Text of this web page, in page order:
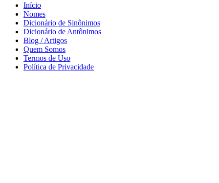
Início
Nomes
Dicionário de Sinônimos
Dicionário de Antônimos
Blog / Artigos
Quem Somos
Termos de Uso
Política de Privacidade